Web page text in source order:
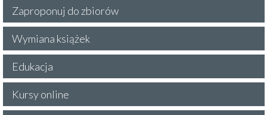
Zaproponuj do zbiorów
Wymiana książek
Edukacja
Kursy online